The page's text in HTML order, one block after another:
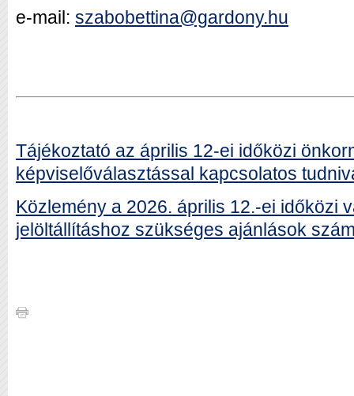
e-mail: szabobettina@gardony.hu
Tájékoztató az április 12-ei időközi
képviselőválasztással kapcsolatos
Közlemény a 2026. április 12.-ei időközi
jelöltállításhoz szükséges ajánlások